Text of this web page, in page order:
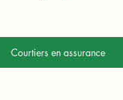
Courtiers en assurance